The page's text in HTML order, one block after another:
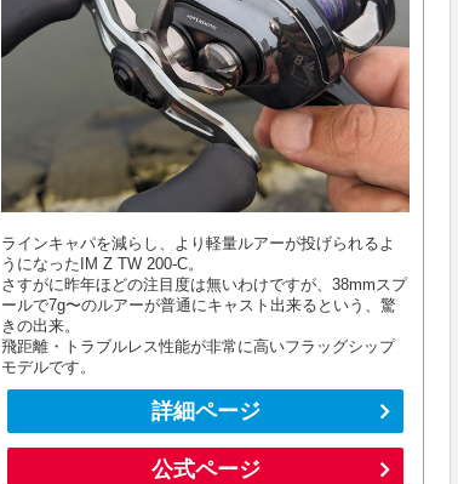
ラインキャパを減らし、より軽量ルアーが投げられるよ
うになったIM Z TW 200-C。
さすがに昨年ほどの注目度は無いわけですが、38mmスプ
ールで7g〜のルアーが普通にキャスト出来るという、驚
きの出来。
飛距離・トラブルレス性能が非常に高いフラッグシップ
モデルです。
詳細ページ
公式ページ